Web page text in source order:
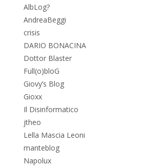
AlbLog?
AndreaBeggi
crisis
DARIO BONACINA
Dottor Blaster
Full(o)bloG
Giovy’s Blog
Gioxx
Il Disinformatico
jtheo
Lella Mascia Leoni
manteblog
Napolux